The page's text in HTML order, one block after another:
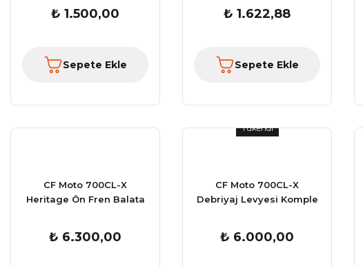
₺ 1.500,00
Sepete Ekle
₺ 1.622,88
Sepete Ekle
CF Moto 700CL-X
Heritage Ön Fren Balata
₺ 6.300,00
Tükendi
CF Moto 700CL-X
Debriyaj Levyesi Komple
₺ 6.000,00